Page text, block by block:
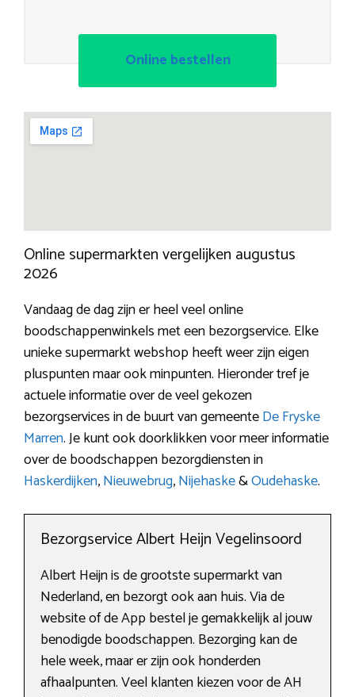
Online bestellen
Online supermarkten vergelijken augustus
2026
Vandaag de dag zijn er heel veel online
boodschappenwinkels met een bezorgservice. Elke
unieke supermarkt webshop heeft weer zijn eigen
pluspunten maar ook minpunten. Hieronder tref je
actuele informatie over de veel gekozen
bezorgservices in de buurt van gemeenteDe Fryske
Marren. Je kunt ook doorklikken voor meer informatie
over de boodschappen bezorgdiensten in
Haskerdijken,Nieuwebrug,Nijehaske&Oudehaske.
Bezorgservice Albert Heijn Vegelinsoord
Albert Heijn is de grootste supermarkt van
Nederland, en bezorgt ook aan huis. Via de
website of de App bestel je gemakkelijk al jouw
benodigde boodschappen. Bezorging kan de
hele week, maar er zijn ook honderden
afhaalpunten. Veel klanten kiezen voor de AH